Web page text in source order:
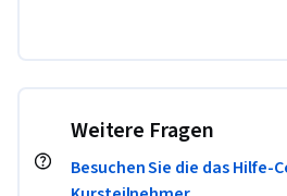
Weitere Fragen
Besuchen Sie die das Hilfe-